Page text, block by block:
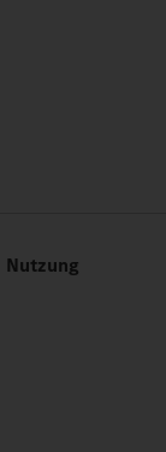
Nutzung